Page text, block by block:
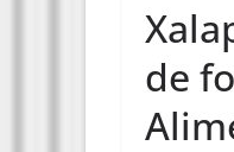
de